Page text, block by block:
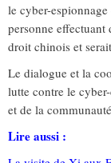
le cyber-
personne
droit chinois et
Le dialogue et la
lutte contre le
et de la
Lire aussi :